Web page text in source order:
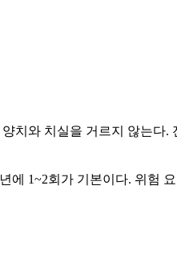
치와 치실을 거르지 않는다
1~2회가 기본이다. 위험